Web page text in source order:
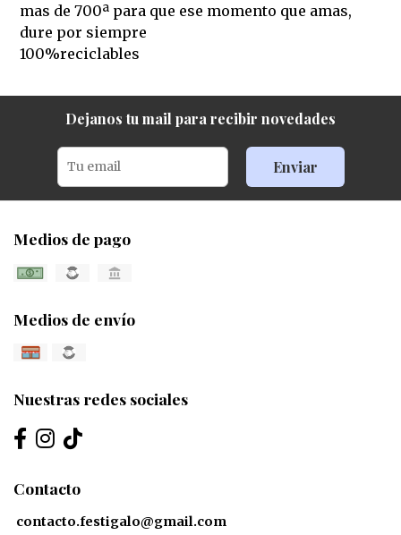
mas de 700ª para que ese momento que amas,
dure por siempre
100%reciclables
Dejanos tu mail para recibir novedades
Enviar
Medios de pago
Medios de envío
Nuestras redes sociales
Contacto
contacto.festigalo@gmail.com